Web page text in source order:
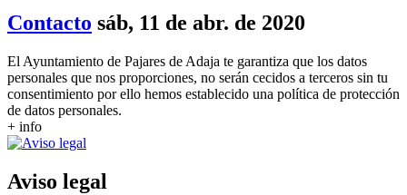
Contacto sáb, 11 de abr. de 2020
El Ayuntamiento de Pajares de Adaja te garantiza que los datos
personales que nos proporciones, no serán cecidos a terceros sin tu
consentimiento por ello hemos establecido una política de protección
de datos personales.
+ info
Aviso legal